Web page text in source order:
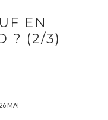
EN
? (2/3)
26 MAI